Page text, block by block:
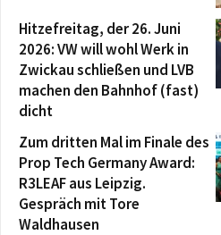
Hitzefreitag, der 26. Juni
2026: VW will wohl Werk in
Zwickau schließen und LVB
machen den Bahnhof (fast)
dicht
Zum dritten Mal im Finale des
Prop Tech Germany Award:
R3LEAF aus Leipzig.
Gespräch mit Tore
Waldhausen